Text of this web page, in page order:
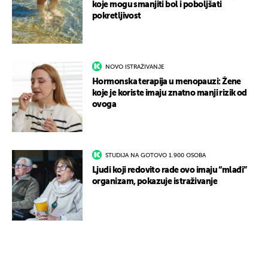
koje mogu smanjiti bol i poboljšati
pokretljivost
NOVO ISTRAŽIVANJE
Hormonska terapija u menopauzi: Žene
koje je koriste imaju znatno manji rizik od
ovoga
STUDIJA NA GOTOVO 1.900 OSOBA
Ljudi koji redovito rade ovo imaju “mlađi”
organizam, pokazuje istraživanje